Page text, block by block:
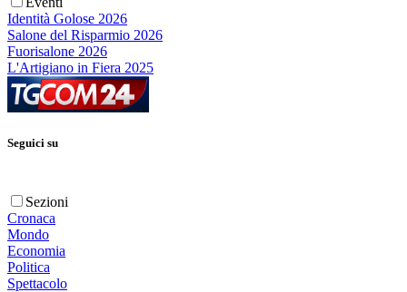
Identità Golose 2026
Salone del Risparmio 2026
Fuorisalone 2026
L'Artigiano in Fiera 2025
Seguici su
Sezioni
Cronaca
Mondo
Economia
Politica
Spettacolo